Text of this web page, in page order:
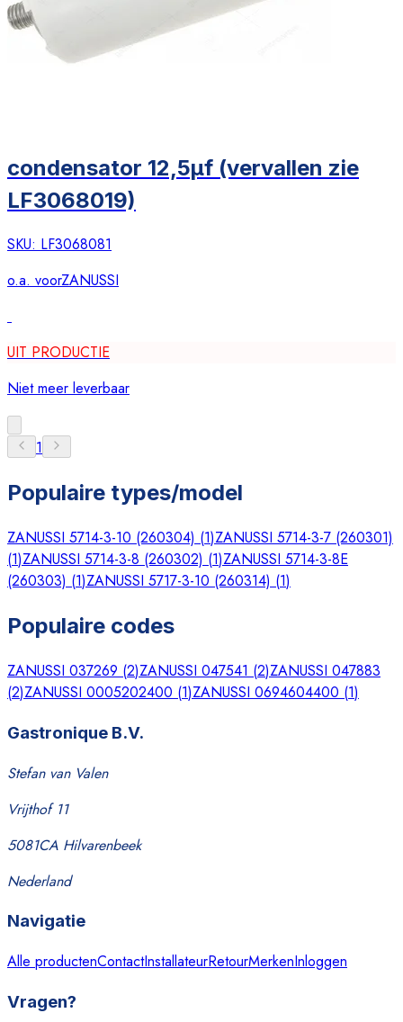
condensator 12,5µf (vervallen zie
LF3068019)
SKU: LF3068081
o.a. voorZANUSSI
UIT PRODUCTIE
Niet meer leverbaar
1
Populaire types/model
ZANUSSI 5714-3-10 (260304) (1)ZANUSSI 5714-3-7 (260301)
(1)ZANUSSI 5714-3-8 (260302) (1)ZANUSSI 5714-3-8E
(260303) (1)ZANUSSI 5717-3-10 (260314) (1)
Populaire codes
ZANUSSI 037269 (2)ZANUSSI 047541 (2)ZANUSSI 047883
(2)ZANUSSI 0005202400 (1)ZANUSSI 0694604400 (1)
Gastronique B.V.
Stefan van Valen
Vrijthof 11
5081CA Hilvarenbeek
Nederland
Navigatie
Alle productenContactInstallateurRetourMerkenInloggen
Vragen?